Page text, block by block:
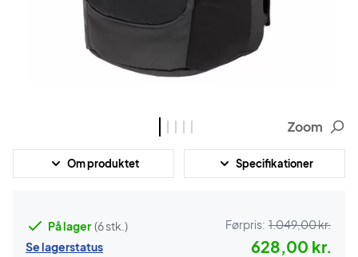
Zoom
Om produktet Specifikationer
På lager (6 stk.)
Se lagerstatus
Førpris: 1.049,00 kr.
628,00 kr.